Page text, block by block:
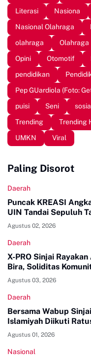
Literasi
Nasiona
Nasional Olahraga
olahraga
Olahraga
Opini
Otomotif
pendidikan
Pep GUardiola (Foto:
puisi
Seni
Trending
Trending
UMKN
Viral
Paling Disorot
Daerah
Puncak KREASI
UIN Tandai Sepuluh
Agustus 02, 2026
Daerah
X-PRO Sinjai
Bira, Soliditas
Agustus 03, 2026
Daerah
Bersama Wabup
Islamiyah Diikuti
Agustus 01, 2026
Nasional